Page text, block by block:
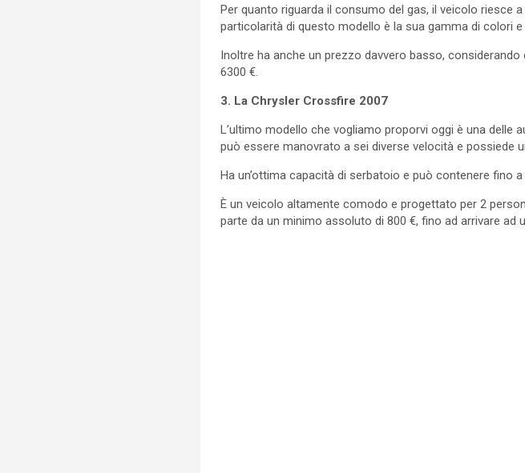
Per quanto riguarda il consumo del gas, il veicolo riesce
particolarità di questo modello è la sua gamma di colori
Inoltre ha anche un prezzo davvero basso,
6300 €.
3. La Chrysler Crossfire 2007
L’ultimo modello che vogliamo proporvi oggi è una delle
può essere manovrato a sei diverse velocità e possiede
Ha un’ottima capacità di serbatoio e può contenere fino
È un veicolo altamente comodo e progettato per 2
parte da un minimo assoluto di 800 €, fino ad arrivare ad